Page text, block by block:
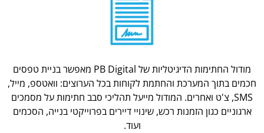
מודול החתימות הדיגיטליות של PB Digital מאפשר בניית טפסים
חכמים בתוך המערכת והחתמת לקוחות בכל הערוצים: וואטספ, מייל,
SMS, צ'ט ואחרים. המודול מייעל תהליכי סבב חתימות על מסמכים
ארגוניים כגון הזמנות רכש, שינויי דיירים בפרוייקטי בנייה, הסכמים
ועוד.